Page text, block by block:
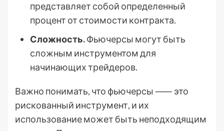
представляет собой определенный
процент от стоимости контракта.
Сложность.Фьючерсы могут быть
сложным инструментом для
начинающих трейдеров.
Важно понимать, что фьючерсы ⸺ это
рискованный инструмент, и их
использование может быть неподходящим